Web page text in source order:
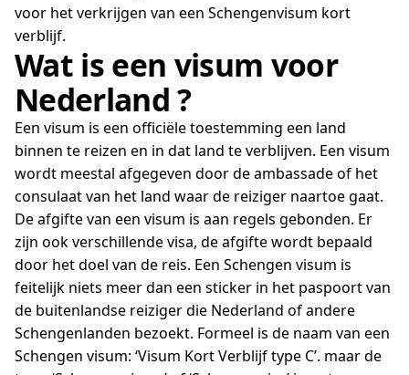
voor het verkrijgen van een Schengenvisum kort
verblijf.
Wat is een visum voor
Nederland ?
Een visum is een officiële toestemming een land
binnen te reizen en in dat land te verblijven. Een visum
wordt meestal afgegeven door de ambassade of het
consulaat van het land waar de reiziger naartoe gaat.
De afgifte van een visum is aan regels gebonden. Er
zijn ook verschillende visa, de afgifte wordt bepaald
door het doel van de reis. Een Schengen visum is
feitelijk niets meer dan een sticker in het paspoort van
de buitenlandse reiziger die Nederland of andere
Schengenlanden bezoekt. Formeel is de naam van een
Schengen visum: ‘Visum Kort Verblijf type C’. maar de